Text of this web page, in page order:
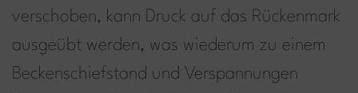
verschoben, kann Druck auf das Rückenmark
ausgeübt werden, was wiederum zu einem
Beckenschiefstand und Verspannungen